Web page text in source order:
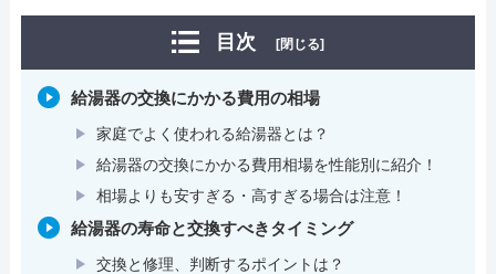
目次 [閉じる]
給湯器の交換にかかる費用の相場
家庭でよく使われる給湯器とは？
給湯器の交換にかかる費用相場を性能別に紹介！
相場よりも安すぎる・高すぎる場合は注意！
給湯器の寿命と交換すべきタイミング
交換と修理、判断するポイントは？